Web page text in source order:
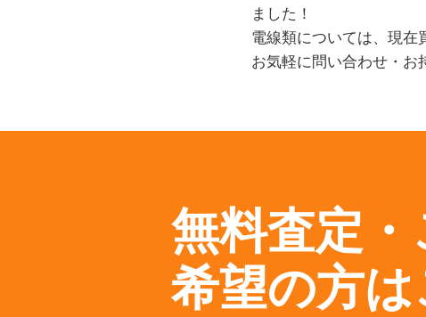
ました！
電線類については、現在
お気軽に問い合わせ・お
無料査定・
希望の方は